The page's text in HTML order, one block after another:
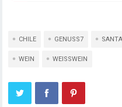
CHILE GENUSS7
WEIN WEISSWEIN